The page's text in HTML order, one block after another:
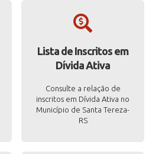
Lista de Inscritos em
Dívida Ativa
Consulte a relação de
inscritos em Dívida Ativa no
Município de Santa Tereza-
RS